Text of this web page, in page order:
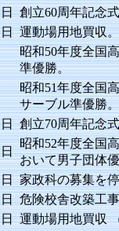
日 創立60周年記念
日 運動場用地買収。
昭和50年度全国
準優勝。
昭和51年度全国
サーブル準優勝。
日 創立70周年記念
日
昭和52年度全国
おいて男子団体
日 家政科の募集を
日 危険校舎改築工
日 運動場用地買収